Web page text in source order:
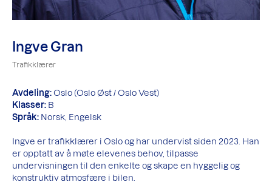
Ingve Gran
Trafikklærer
Avdeling:Oslo (Oslo Øst / Oslo Vest)
Klasser: B
Språk: Norsk, Engelsk
Ingve er trafikklærer i Oslo og har undervist siden 2023. Han
er opptatt av å møte elevenes behov, tilpasse
undervisningen til den enkelte og skape en hyggelig og
konstruktiv atmosfære i bilen.